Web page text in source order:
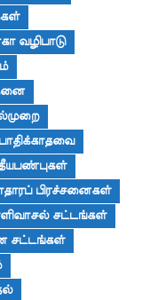
வழிபாடு
பிரச்சனைகள்
சட்டங்கள்
சட்டங்கள்